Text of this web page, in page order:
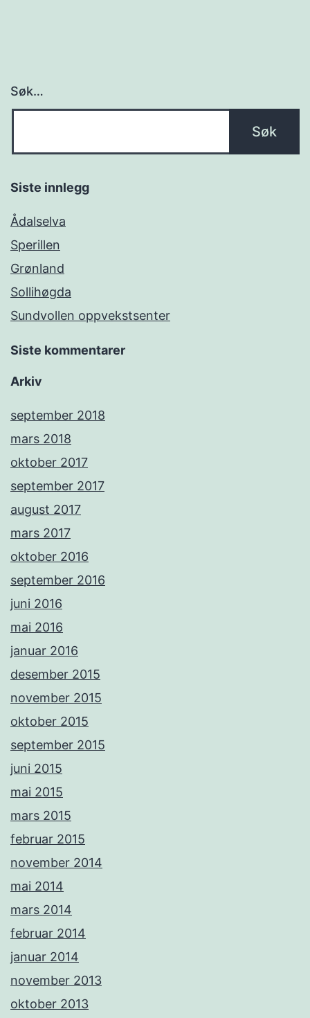
Søk…
Siste innlegg
Ådalselva
Sperillen
Grønland
Sollihøgda
Sundvollen oppvekstsenter
Siste kommentarer
Arkiv
september 2018
mars 2018
oktober 2017
september 2017
august 2017
mars 2017
oktober 2016
september 2016
juni 2016
mai 2016
januar 2016
desember 2015
november 2015
oktober 2015
september 2015
juni 2015
mai 2015
mars 2015
februar 2015
november 2014
mai 2014
mars 2014
februar 2014
januar 2014
november 2013
oktober 2013